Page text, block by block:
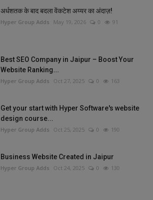
अर्धशतक के बाद बदला वेंकटेश अय्यर का अंदाज़!
Hyper Group Adds May 19, 2026 0 91
Best SEO Company in Jaipur – Boost Your
Website Ranking...
Hyper Group Adds Oct 27, 2025 0 163
Get your start with Hyper Software's website
design course...
Hyper Group Adds Oct 25, 2025 0 190
Business Website Created in Jaipur
Hyper Group Adds Oct 24, 2025 0 130